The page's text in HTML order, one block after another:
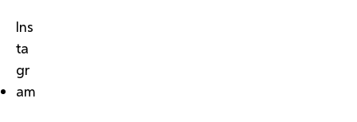
Ins
ta
gr
am